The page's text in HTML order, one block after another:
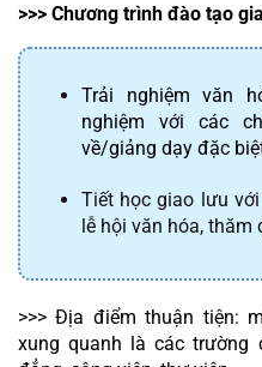
>>> Chương trình đào tạo
Trải nghiệm văn
nghiệm với các
về/giảng dạy đặc
Tiết học giao lưu
lễ hội văn hóa, thăm
>>> Địa điểm thuận tiện:
xung quanh là các trường